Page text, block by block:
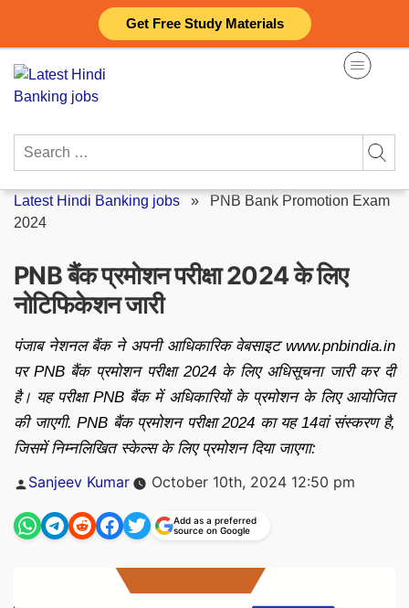
Get Free Study Materials
content
Search
Latest Hindi Banking jobs » PNB Bank Promotion Exam
2024
PNB बैंक प्रमोशन परीक्षा 2024 के लिए
नोटिफिकेशन जारी
पंजाब नेशनल बैंक ने अपनी आधिकारिक वेबसाइट www.pnbindia.in
पर PNB बैंक प्रमोशन परीक्षा 2024 के लिए अधिसूचना जारी कर दी
है। यह परीक्षा PNB बैंक में अधिकारियों के प्रमोशन के लिए आयोजित
की जाएगी. PNB बैंक प्रमोशन परीक्षा 2024 का यह 14वां संस्करण है,
जिसमें निम्नलिखित स्केल्स के लिए प्रमोशन दिया जाएगा:
Posted
Sanjeev Kumar October 10th, 2024 12:50 pm
Add as a preferred
source on Google